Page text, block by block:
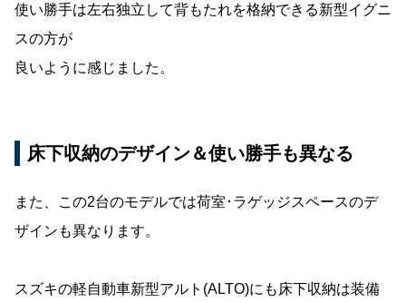
使い勝手は左右独立して背もたれを格納できる新型イグニ
スの方が
良いように感じました。
床下収納のデザイン＆使い勝手も異なる
また、この2台のモデルでは荷室･ラゲッジスペースのデ
ザインも異なります。
スズキの軽自動車新型アルト(ALTO)にも床下収納は装備